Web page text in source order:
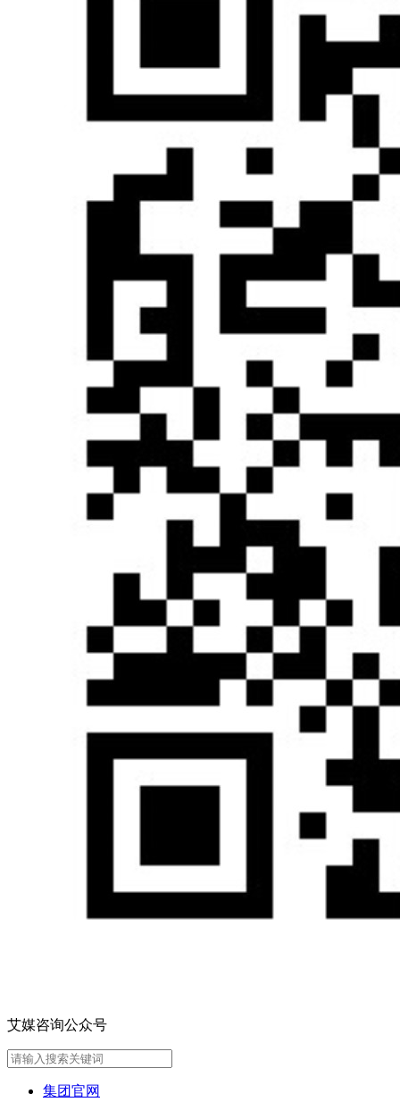
艾媒咨询公众号
集团官网